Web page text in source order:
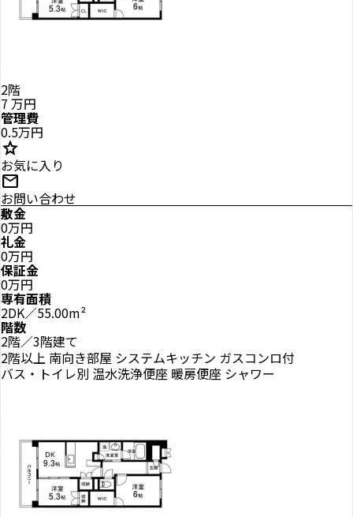
2階
7 万円
管理費
0.5万円
star
お気に入り
mail
お問い合わせ
敷金
0万円
礼金
0万円
保証金
0万円
専有面積
2DK／55.00m²
階数
2階／3階建て
2階以上 南向き部屋 システムキッチン ガスコンロ付
バス・トイレ別 温水洗浄便座 暖房便座 シャワー